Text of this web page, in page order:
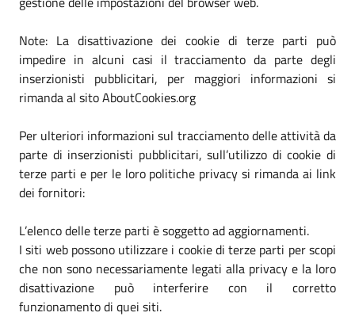
Note: La disattivazione dei cookie di terze parti può
impedire in alcuni casi il tracciamento da parte degli
inserzionisti pubblicitari, per maggiori informazioni si
rimanda al sito AboutCookies.org
Per ulteriori informazioni sul tracciamento delle attività da
parte di inserzionisti pubblicitari, sull’utilizzo di cookie di
terze parti e per le loro politiche privacy si rimanda ai link
dei fornitori:
L’elenco delle terze parti è soggetto ad aggiornamenti.
I siti web possono utilizzare i cookie di terze parti per scopi
che non sono necessariamente legati alla privacy e la loro
disattivazione può interferire con il corretto
funzionamento di quei siti.